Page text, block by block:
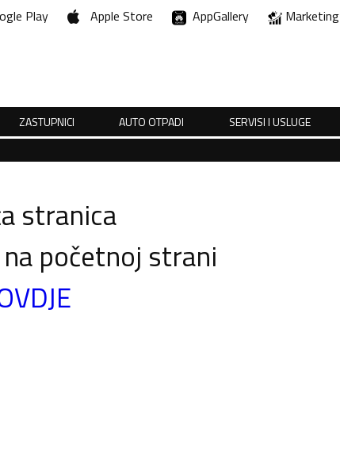
Play Apple Store AppGallery Marketing
ZASTUPNICI AUTO OTPADI SERVISI I USLUGE
stranica
početnoj strani